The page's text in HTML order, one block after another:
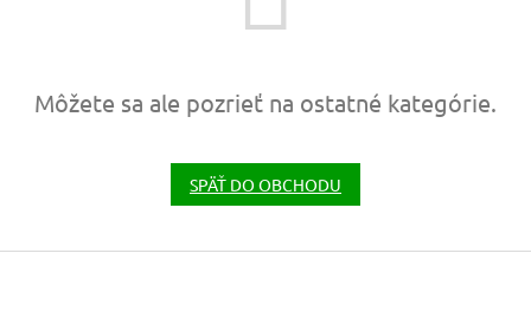
Môžete sa ale pozrieť na ostatné kategórie.
SPÄŤ DO OBCHODU
Z